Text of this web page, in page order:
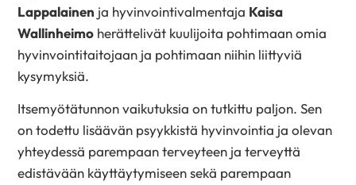
Lappalainen ja hyvinvointivalmentaja Kaisa
Wallinheimo herättelivät kuulijoita pohtimaan omia
hyvinvointitaitojaan ja pohtimaan niihin liittyviä
kysymyksiä.
Itsemyötätunnon vaikutuksia on tutkittu paljon. Sen
on todettu lisäävän psyykkistä hyvinvointia ja olevan
yhteydessä parempaan terveyteen ja terveyttä
edistävään käyttäytymiseen sekä parempaan